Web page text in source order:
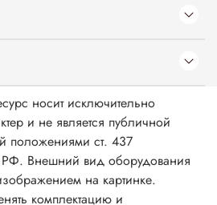
носит исключительно
и не является публичной
положениями ст. 437
РФ. Внешний вид оборудования
на картинке.
комплектацию и